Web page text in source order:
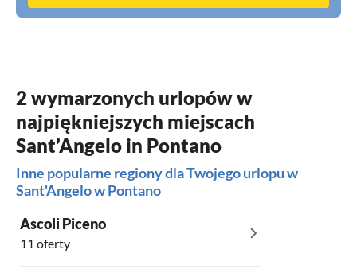
2 wymarzonych urlopów w
najpiękniejszych miejscach
Sant’Angelo in Pontano
Inne popularne regiony dla Twojego urlopu w
Sant'Angelo w Pontano
Ascoli Piceno
11 oferty